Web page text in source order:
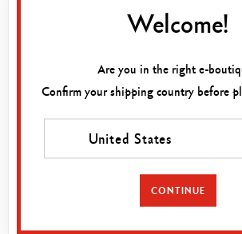
カートへ入れる
カ
849™ ポ
Welcome!
Are you in the right e-
Confirm your shipping country before
United States
CONTINUE